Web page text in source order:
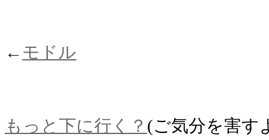
← モドル
もっと下に行く？ (ご気分を害す